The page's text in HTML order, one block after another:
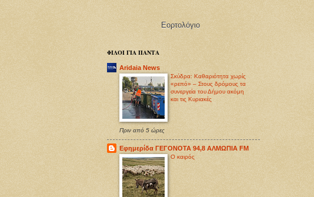
Εορτολόγιο
ΦΙΛΟΙ ΓΙΑ ΠΑΝΤΑ
Aridaia News
Σκύδρα: Καθαριότητα χωρίς
«ρεπό» – Στους δρόμους τα
συνεργεία του Δήμου ακόμη
και τις Κυριακές
Πριν από 5 ώρες
Εφημερίδα ΓΕΓΟΝΟΤΑ 94,8 ΑΛΜΩΠΙΑ FM
O καιρός